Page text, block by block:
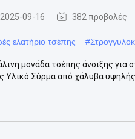
2025-09-16 382 προβολές
ελατήριο τσέπης #
μονάδα τσέπης άνοιξης
Σύρμα από χάλυβα υψηλής